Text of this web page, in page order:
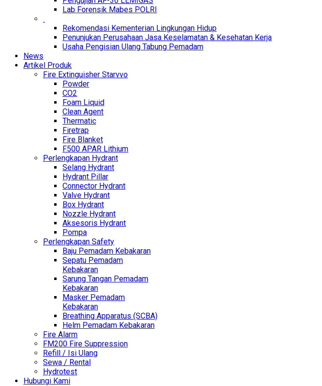
Lab Forensik Mabes POLRI
Rekomendasi Kementerian Lingkungan Hidup
Penunjukan Perusahaan Jasa Keselamatan & Kesehatan Kerja
Usaha Pengisian Ulang Tabung Pemadam
News
Artikel Produk
Fire Extinguisher Starvvo
Powder
CO2
Foam Liquid
Clean Agent
Thermatic
Firetrap
Fire Blanket
F500 APAR Lithium
Perlengkapan Hydrant
Selang Hydrant
Hydrant Pillar
Connector Hydrant
Valve Hydrant
Box Hydrant
Nozzle Hydrant
Aksesoris Hydrant
Pompa
Perlengkapan Safety
Baju Pemadam Kebakaran
Sepatu Pemadam
Kebakaran
Sarung Tangan Pemadam
Kebakaran
Masker Pemadam
Kebakaran
Breathing Apparatus (SCBA)
Helm Pemadam Kebakaran
Fire Alarm
FM200 Fire Suppression
Refill / Isi Ulang
Sewa / Rental
Hydrotest
Hubungi Kami